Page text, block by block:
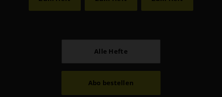
Alle Hefte
Abo bestellen